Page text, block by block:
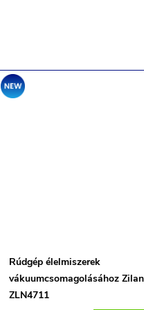
Akció
Rúdgép élelmiszerek
vákuumcsomagolásához Zilan
ZLN4711